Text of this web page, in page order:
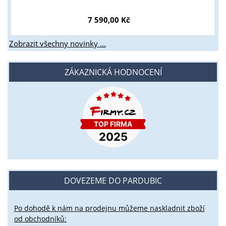
7 590,00 Kč
Zobrazit všechny novinky ...
ZÁKAZNICKÁ HODNOCENÍ
DOVEZEME DO PARDUBIC
Po dohodě k nám na prodejnu můžeme naskladnit zboží
od obchodníků: